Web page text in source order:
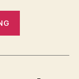
Israel